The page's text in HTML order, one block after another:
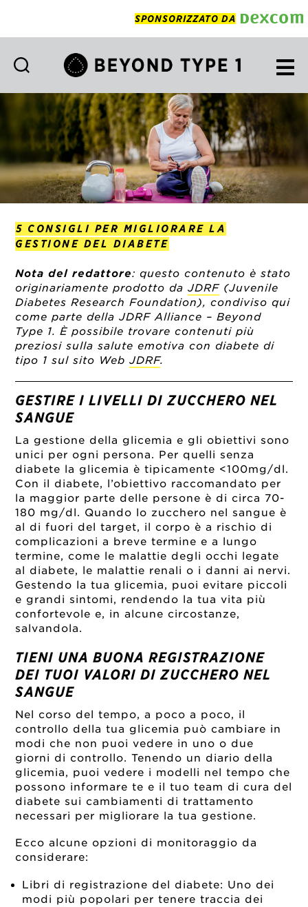
SPONSORIZZATO DA
Type
1
Italian
5 CONSIGLI PER MIGLIORARE LA
GESTIONE DEL DIABETE
Nota del redattore: questo contenuto è stato
originariamente prodotto daJDRF(Juvenile
Diabetes Research Foundation), condiviso qui
come parte della JDRF Alliance – Beyond
Type 1. È possibile trovare contenuti più
preziosi sulla salute emotiva con diabete di
tipo 1 sul sito WebJDRF.
GESTIRE I LIVELLI DI ZUCCHERO NEL
SANGUE
La gestione della glicemia e gli obiettivi sono
unici per ogni persona. Per quelli senza
diabete la glicemia è tipicamente <100mg/dl.
Con il diabete, l’obiettivo raccomandato per
la maggior parte delle persone è di circa 70-
180 mg/dl. Quando lo zucchero nel sangue è
al di fuori del target, il corpo è a rischio di
complicazioni a breve termine e a lungo
termine, come le malattie degli occhi legate
al diabete, le malattie renali o i danni ai nervi.
Gestendo la tua glicemia, puoi evitare piccoli
e grandi sintomi, rendendo la tua vita più
confortevole e, in alcune circostanze,
salvandola.
TIENI UNA BUONA REGISTRAZIONE
DEI TUOI VALORI DI ZUCCHERO NEL
SANGUE
Nel corso del tempo, a poco a poco, il
controllo della tua glicemia può cambiare in
modi che non puoi vedere in uno o due
giorni di controllo. Tenendo un diario della
glicemia, puoi vedere i modelli nel tempo che
possono informare te e il tuo team di cura del
diabete sui cambiamenti di trattamento
necessari per migliorare la tua gestione.
Ecco alcune opzioni di monitoraggio da
considerare:
Libri di registrazione del diabete: Uno dei
modi più popolari per tenere traccia dei